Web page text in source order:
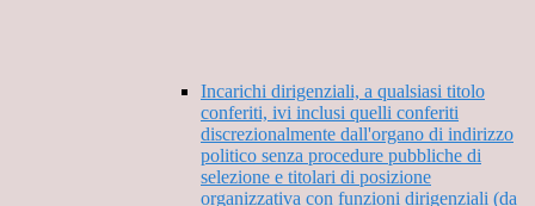
Incarichi dirigenziali, a qualsiasi titolo
conferiti, ivi inclusi quelli conferiti
discrezionalmente dall'organo di indirizzo
politico senza procedure pubbliche di
selezione e titolari di posizione
organizzativa con funzioni dirigenziali (da